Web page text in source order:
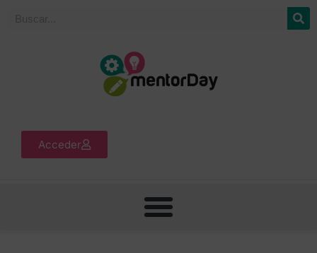
Acceder